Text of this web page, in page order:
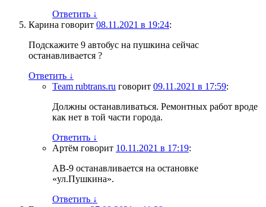
Ответить ↓
Карина говорит 08.11.2021 в 19:24:
Подскажите 9 автобус на пушкина сейчас
останавливается ?
Ответить ↓
Team rubtrans.ru говорит 09.11.2021 в 17:59:
Должны останавливаться. Ремонтных работ вроде
как нет в той части города.
Ответить ↓
Артём говорит 10.11.2021 в 17:19:
АВ-9 останавливается на остановке
«ул.Пушкина».
Ответить ↓